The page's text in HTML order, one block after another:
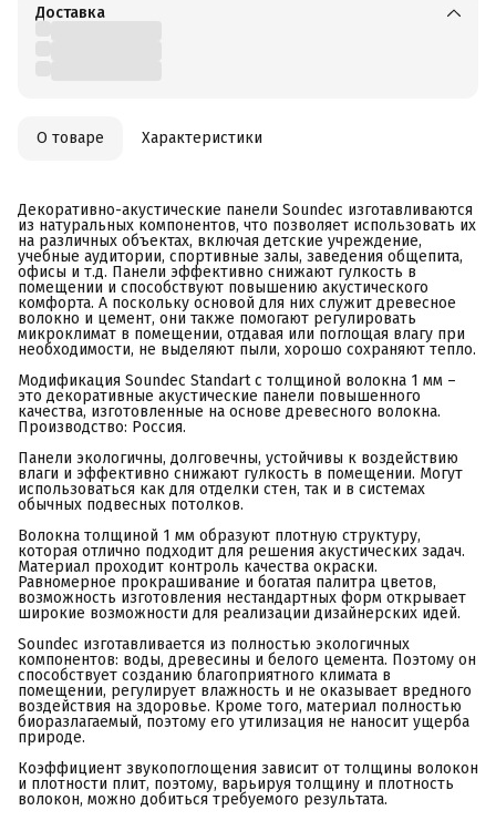
Доставка
О товаре Характеристики
Декоративно-акустические панели Soundec изготавливаются
из натуральных компонентов, что позволяет использовать их
на различных объектах, включая детские учреждение,
учебные аудитории, спортивные залы, заведения общепита,
офисы и т.д. Панели эффективно снижают гулкость в
помещении и способствуют повышению акустического
комфорта. А поскольку основой для них служит древесное
волокно и цемент, они также помогают регулировать
микроклимат в помещении, отдавая или поглощая влагу при
необходимости, не выделяют пыли, хорошо сохраняют тепло.
Модификация Soundec Standart с толщиной волокна 1 мм –
это декоративные акустические панели повышенного
качества, изготовленные на основе древесного волокна.
Производство: Россия.
Панели экологичны, долговечны, устойчивы к воздействию
влаги и эффективно снижают гулкость в помещении. Могут
использоваться как для отделки стен, так и в системах
обычных подвесных потолков.
Волокна толщиной 1 мм образуют плотную структуру,
которая отлично подходит для решения акустических задач.
Материал проходит контроль качества окраски.
Равномерное прокрашивание и богатая палитра цветов,
возможность изготовления нестандартных форм открывает
широкие возможности для реализации дизайнерских идей.
Soundec изготавливается из полностью экологичных
компонентов: воды, древесины и белого цемента. Поэтому он
способствует созданию благоприятного климата в
помещении, регулирует влажность и не оказывает вредного
воздействия на здоровье. Кроме того, материал полностью
биоразлагаемый, поэтому его утилизация не наносит ущерба
природе.
Коэффициент звукопоглощения зависит от толщины волокон
и плотности плит, поэтому, варьируя толщину и плотность
волокон, можно добиться требуемого результата.